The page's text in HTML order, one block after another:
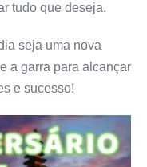
tudo que deseja.
seja uma nova
a garra para alcançar
e sucesso!